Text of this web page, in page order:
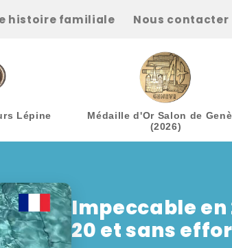
histoire familiale Nous contacter
Lépine
Médaille d'Or Salon de
(2026)
Impeccable en
20 et sans